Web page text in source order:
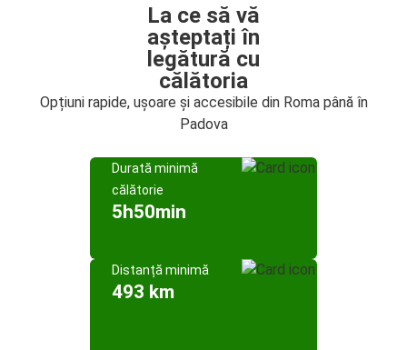
La ce să vă
așteptați în
legătură cu
călătoria
Opțiuni rapide, ușoare și accesibile din Roma până în
Padova
Durată minimă
călătorie
5h50min
Distanță minimă
493 km